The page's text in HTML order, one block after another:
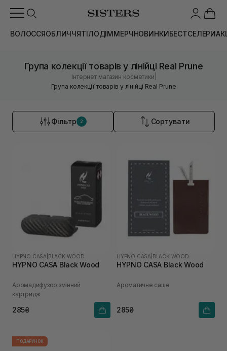
ВОЛОССЯОБЛИЧЧЯТІЛОДІММЕРЧНОВИНКИБЕСТСЕЛЕРИ
Група колекції товарів у лінійці Real Prune
Інтернет магазин косметики
Група колекції товарів у лінійці Real Prune
Фільтр 2 Сортувати
HYPNO CASA BLACK WOOD
HYPNO CASA Black Wood
Аромадифузор змінний
картридж
285₴
HYPNO CASA BLACK WOOD
HYPNO CASA Black Wood
Ароматичне саше
285₴
ПОДАРУНОК